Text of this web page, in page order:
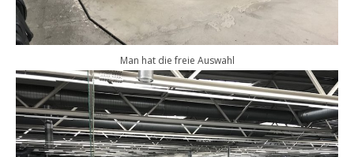
Man hat die freie Auswahl